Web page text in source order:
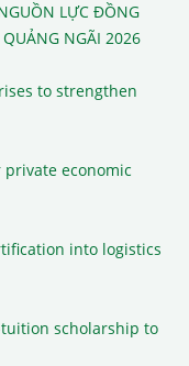
LỰC ĐỒNG
NGÃI 2026
to strengthen
economic
into logistics
scholarship to